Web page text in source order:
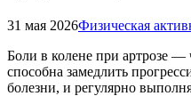
31 мая 2026Физическая
Боли в колене при артрозе
способна замедлить
болезни, и регулярно